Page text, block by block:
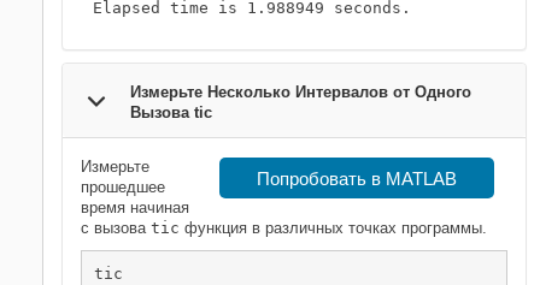
Измерьте Несколько Интервалов от Одного
Вызова tic
Попробовать в MATLAB
Измерьте
прошедшее
время начиная
с вызова tic функция в различных точках программы.
tic